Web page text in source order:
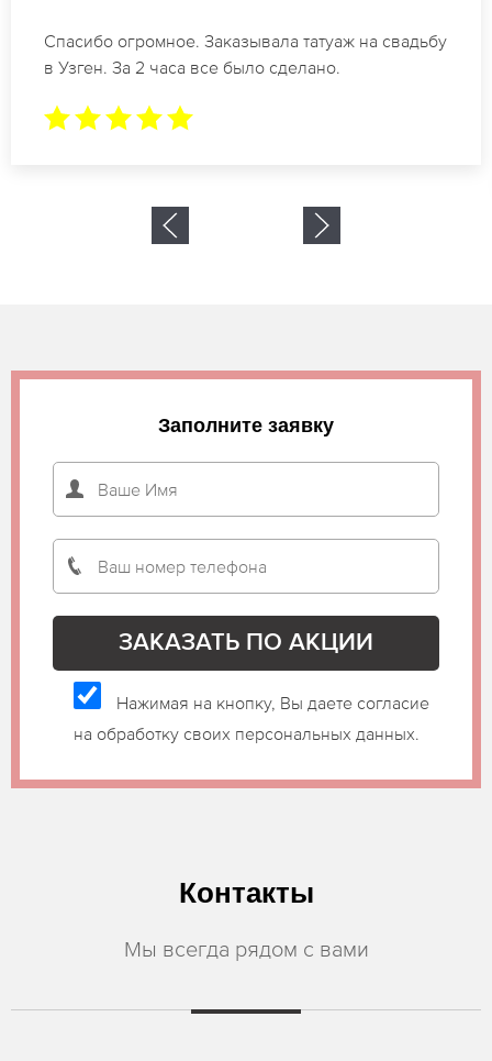
Отличные специалисты своего дела по
коррекции бровей в Узген. Замечательный
Заполните заявку
Нажимая на кнопку, Вы даете согласие
на обработку своих персональных данных.
Контакты
Мы всегда рядом с вами